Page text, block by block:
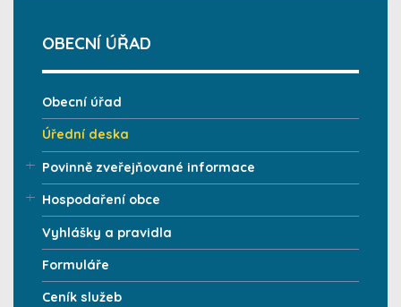
OBECNÍ ÚŘAD
Obecní úřad
Úřední deska
Povinně zveřejňované informace
Hospodaření obce
Vyhlášky a pravidla
Formuláře
Ceník služeb